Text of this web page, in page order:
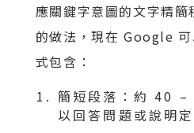
應關鍵字意圖的文字精
的做法，現在 Google
式包含：
簡短段落：約 40 –
以回答問題或說明定